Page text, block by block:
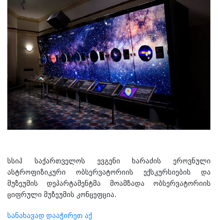
სსიპ საქართველოს ევგენი ხარაძის ეროვნული
ასტროფიზიკური ობსერვატორიის ექსკურსიების და
მუზეუმის დეპარტამენტმა მოამზადა ობსერვატორიის
ციფრული მუზეუმის კონცეფცია.
სანახავად დააჭირეთ აქ